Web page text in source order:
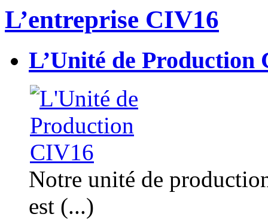
L’entreprise CIV16
L’Unité de Production
Notre unité de
est (...)